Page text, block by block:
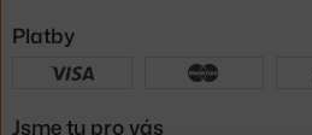
Platby
Jsme tu pro vás